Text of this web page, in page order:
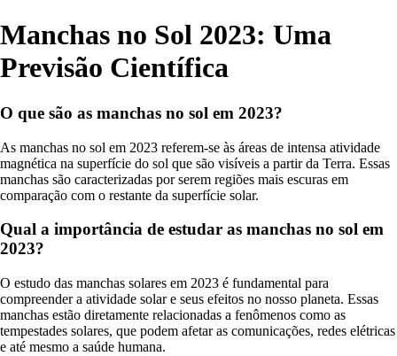
Manchas no Sol 2023: Uma
Previsão Científica
O que são as manchas no sol em 2023?
As manchas no sol em 2023 referem-se às áreas de intensa atividade
magnética na superfície do sol que são visíveis a partir da Terra. Essas
manchas são caracterizadas por serem regiões mais escuras em
comparação com o restante da superfície solar.
Qual a importância de estudar as manchas no sol em
2023?
O estudo das manchas solares em 2023 é fundamental para
compreender a atividade solar e seus efeitos no nosso planeta. Essas
manchas estão diretamente relacionadas a fenômenos como as
tempestades solares, que podem afetar as comunicações, redes elétricas
e até mesmo a saúde humana.